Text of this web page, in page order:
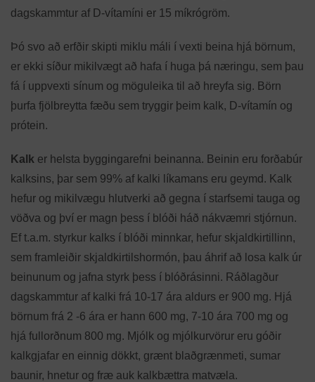
dagskammtur af D-vítamíni er 15 míkrógröm.
Þó svo að erfðir skipti miklu máli í vexti beina hjá börnum,
er ekki síður mikilvægt að hafa í huga þá næringu, sem þau
fá í uppvexti sínum og möguleika til að hreyfa sig. Börn
þurfa fjölbreytta fæðu sem tryggir þeim kalk, D-vítamín og
prótein.
Kalk er helsta byggingarefni beinanna. Beinin eru forðabúr
kalksins, þar sem 99% af kalki líkamans eru geymd. Kalk
hefur og mikilvægu hlutverki að gegna í starfsemi tauga og
vöðva og því er magn þess í blóði háð nákvæmri stjórnun.
Ef t.a.m. styrkur kalks í blóði minnkar, hefur skjaldkirtillinn,
sem framleiðir skjaldkirtilshormón, þau áhrif að losa kalk úr
beinunum og jafna styrk þess í blóðrásinni. Ráðlagður
dagskammtur af kalki frá 10-17 ára aldurs er 900 mg. Hjá
börnum frá 2 -6 ára er hann 600 mg, 7-10 ára 700 mg og
hjá fullorðnum 800 mg. Mjólk og mjólkurvörur eru góðir
kalkgjafar en einnig dökkt, grænt blaðgrænmeti, sumar
baunir, hnetur og fræ auk kalkbættra matvæla.